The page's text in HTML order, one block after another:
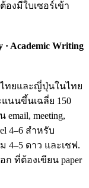
องมีใบเซอร์เข้า
· Academic Writing
ทยและญี่ปุ่นในไทย
นนขึ้นเฉลี่ย 150
email, meeting,
4–6 สำหรับ
4–5 ดาว และเชฟ.
ก ที่ต้องเขียน paper